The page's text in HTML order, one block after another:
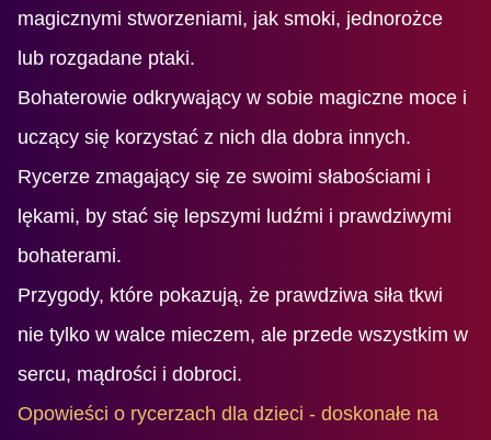
magicznymi stworzeniami, jak smoki, jednorożce
lub rozgadane ptaki.
Bohaterowie odkrywający w sobie magiczne moce i
uczący się korzystać z nich dla dobra innych.
Rycerze zmagający się ze swoimi słabościami i
lękami, by stać się lepszymi ludźmi i prawdziwymi
bohaterami.
Przygody, które pokazują, że prawdziwa siła tkwi
nie tylko w walce mieczem, ale przede wszystkim w
sercu, mądrości i dobroci.
Opowieści o rycerzach dla dzieci - doskonałe na